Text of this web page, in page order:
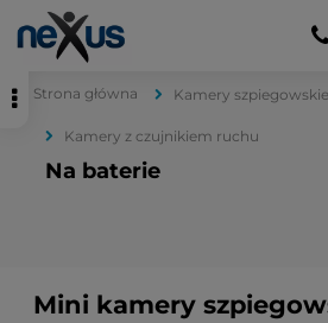
Strona główna Kamery szpiegowskie
Kamery z czujnikiem ruchu
Na baterie
Mini kamery